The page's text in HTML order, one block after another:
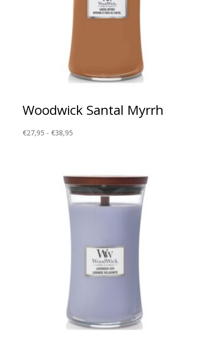
Woodwick Santal Myrrh
€27,95 - €38,95Prijsklasse: